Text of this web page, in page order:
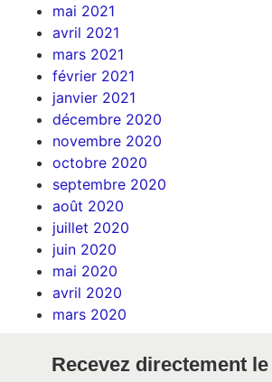
mai 2021
avril 2021
mars 2021
février 2021
janvier 2021
décembre 2020
novembre 2020
octobre 2020
septembre 2020
août 2020
juillet 2020
juin 2020
mai 2020
avril 2020
mars 2020
Recevez directement